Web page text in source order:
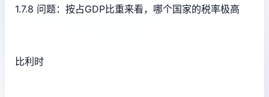
1.7.8 问题：按占GDP比重来看，哪个国家的税率极高
比利时